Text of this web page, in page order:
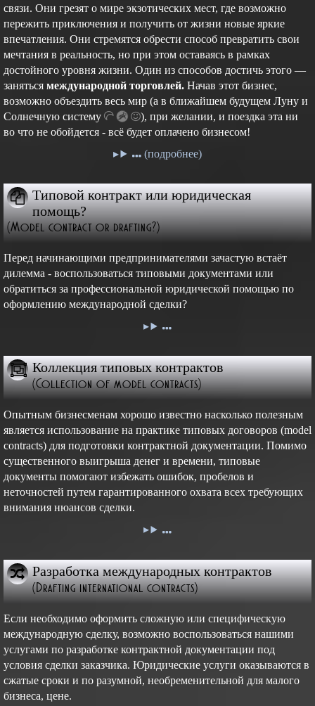
связи. Они грезят о мире экзотических мест, где возможно
пережить приключения и получить от жизни новые яркие
впечатления. Они стремятся обрести способ превратить свои
мечтания в реальность, но при этом оставаясь в рамках
достойного уровня жизни. Один из способов достичь этого —
заняться международной торговлей. Начав этот бизнес,
возможно объездить весь мир (а в ближайшем будущем Луну и
Cолнечную систему ), при желании, и поездка эта ни
во что не обойдется - всё будет оплачено бизнесом!
(подробнее)
Типовой контракт или юридическая
помощь?
(Model contract or drafting?)
Перед начинающими предпринимателями зачастую встаёт
дилемма - воспользоваться типовыми документами или
обратиться за профессиональной юридической помощью по
оформлению международной сделки?
Коллекция типовых контрактов
(Collection of model contracts)
Опытным бизнесменам хорошо известно насколько полезным
является использование на практике типовых договоров (model
contracts) для подготовки контрактной документации. Помимо
существенного выигрыша денег и времени, типовые
документы помогают избежать ошибок, пробелов и
неточностей путем гарантированного охвата всех требующих
внимания нюансов сделки.
Разработка международных контрактов
(Drafting international contracts)
Если необходимо оформить сложную или специфическую
международную сделку, возможно воспользоваться нашими
услугами по разработке контрактной документации под
условия сделки заказчика. Юридические услуги оказываются в
сжатые сроки и по разумной, необременительной для малого
бизнеса, цене.